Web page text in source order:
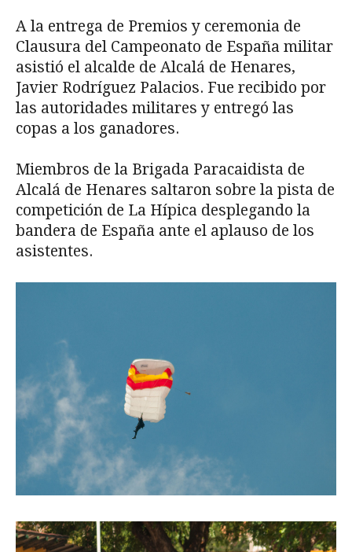
A la entrega de Premios y ceremonia de
Clausura del Campeonato de España militar
asistió el alcalde de Alcalá de Henares,
Javier Rodríguez Palacios. Fue recibido por
las autoridades militares y entregó las
copas a los ganadores.
Miembros de la Brigada Paracaidista de
Alcalá de Henares saltaron sobre la pista de
competición de La Hípica desplegando la
bandera de España ante el aplauso de los
asistentes.